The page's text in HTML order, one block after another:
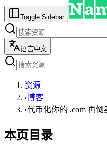
Toggle Sidebar
语言中文
资源
›博客
›代币化你的 .com 再倒
本页目录